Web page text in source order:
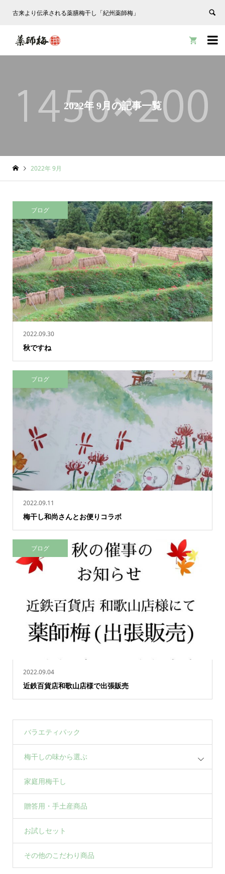
古来より伝承される薬膳梅干し「紀州薬師梅」


2022年 9月の記事一覧
2022年 9月
2022.09.30
秋ですね
ブログ
2022.09.11
梅干し和尚さんとお便りコラボ
ブログ
2022.09.04
近鉄百貨店和歌山店様で出張販売
ブログ
バラエティパック
梅干しの味から選ぶ
家庭用梅干し
贈答用・手土産商品
お試しセット
その他のこだわり商品